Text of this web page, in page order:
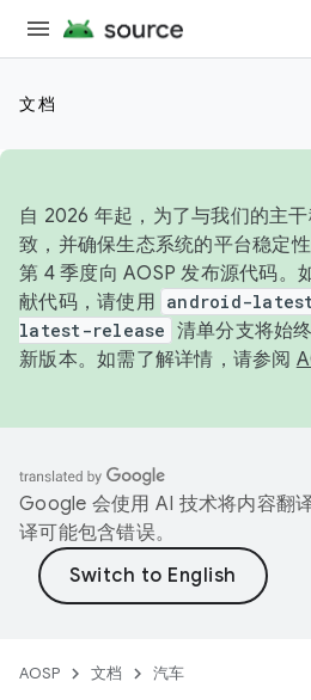
文档
自 2026 年起，为了与我们的主
致，并确保生态系统的平台稳定
第 4 季度向 AOSP 发布源代码。
献代码，请使用 android-
latest-release 清单分支将始
新版本。如需了解详情，请参阅
Google 会使用 AI 技术将内容翻
译可能包含错误。
AOSP 文档 汽车